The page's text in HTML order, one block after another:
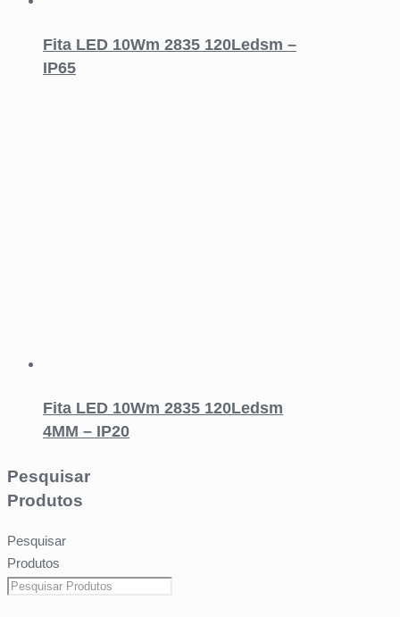
Fita LED 10Wm 2835 120Ledsm –
IP65
Fita LED 10Wm 2835 120Ledsm
4MM – IP20
Pesquisar
Produtos
Pesquisar
Produtos